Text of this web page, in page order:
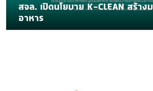
สจล. เปิดนโยบาย K-CLEAN สร้าง
อาหาร